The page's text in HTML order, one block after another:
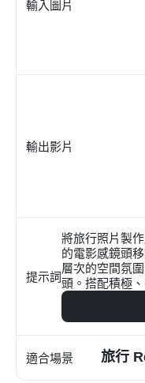
輸入圖片
輸出影片
提示詞
將旅行照片製
的電影感鏡頭
層次的空間氛
頭。搭配積極
適合場景 旅行